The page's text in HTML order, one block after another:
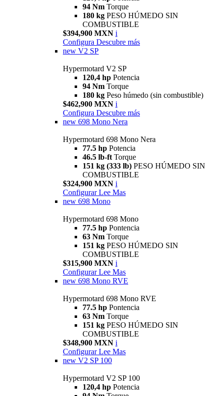
94 Nm Torque
180 kg PESO HÚMEDO SIN
COMBUSTIBLE
$394,900 MXN i
Configura Descubre más
new V2 SP
Hypermotard V2 SP
120,4 hp Potencia
94 Nm Torque
180 kg Peso húmedo (sin combustible)
$462,900 MXN i
Configura Descubre más
new 698 Mono Nera
Hypermotard 698 Mono Nera
77.5 hp Potencia
46.5 lb-ft Torque
151 kg (333 lb) PESO HÚMEDO SIN
COMBUSTIBLE
$324,900 MXN i
Configurar Lee Mas
new 698 Mono
Hypermotard 698 Mono
77.5 hp Pontencia
63 Nm Torque
151 kg PESO HÚMEDO SIN
COMBUSTIBLE
$315,900 MXN i
Configurar Lee Mas
new 698 Mono RVE
Hypermotard 698 Mono RVE
77.5 hp Pontencia
63 Nm Torque
151 kg PESO HÚMEDO SIN
COMBUSTIBLE
$348,900 MXN i
Configurar Lee Mas
new V2 SP 100
Hypermotard V2 SP 100
120,4 hp Potencia